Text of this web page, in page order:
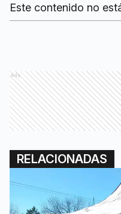
Este contenido no
Ads
RELACIONADAS